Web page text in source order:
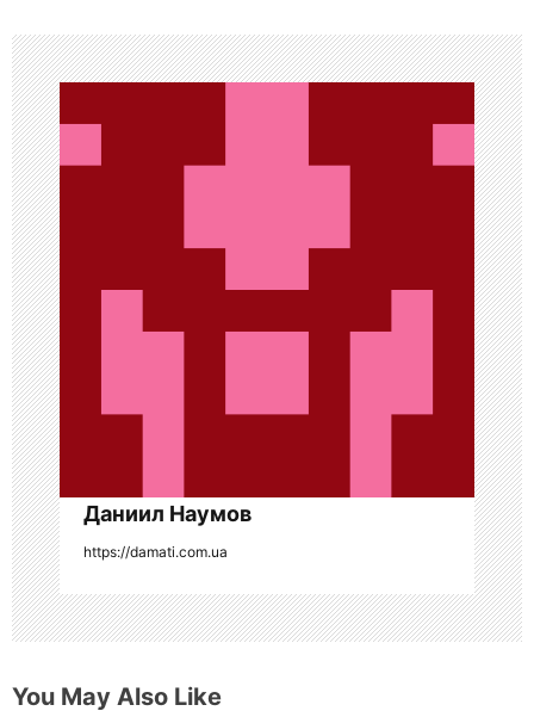
ц
и
я
п
о
з
а
п
и
с
я
м
Даниил Наумов
https://damati.com.ua
You May Also Like